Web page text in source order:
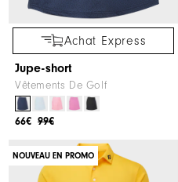
Achat Express
Jupe-short
Vêtements De Golf
99€
66€
NOUVEAU EN PROMO